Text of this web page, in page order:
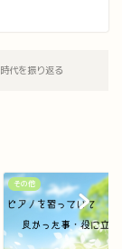
代を振り返る
その他